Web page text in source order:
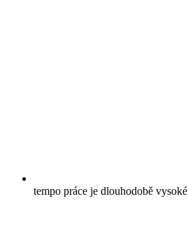
tempo práce je dlouhodobě vysoké